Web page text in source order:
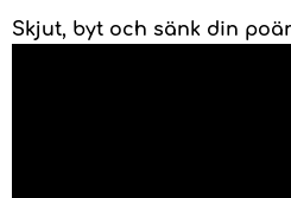
Skjut, byt och sänk din